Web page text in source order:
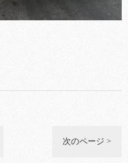
次のページ >